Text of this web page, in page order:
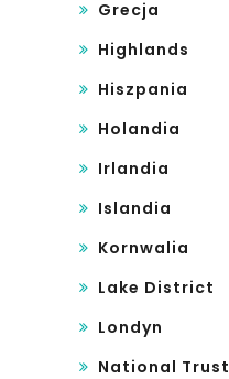
Grecja
Highlands
Hiszpania
Holandia
Irlandia
Islandia
Kornwalia
Lake District
Londyn
National Trust